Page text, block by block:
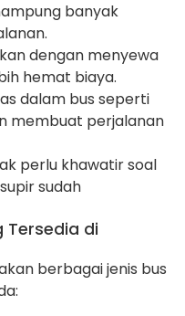
banyak
dengan menyewa
hemat biaya.
dalam bus seperti
membuat perjalanan
perlu khawatir soal
sudah
Tersedia di
berbagai jenis bus